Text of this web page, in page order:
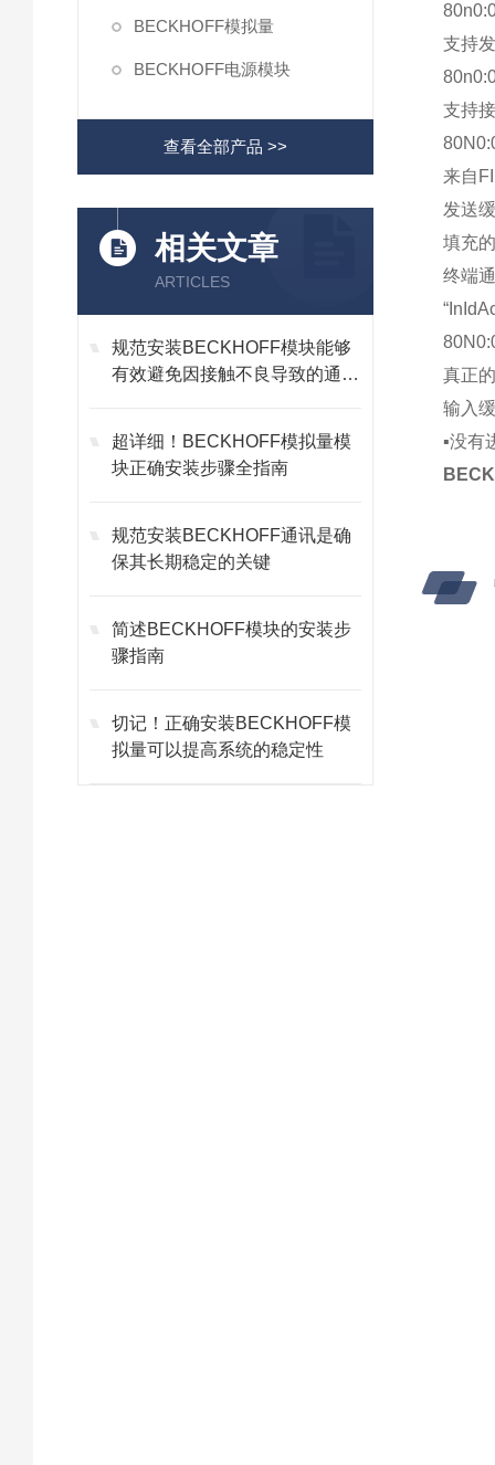
BECKHOFF模拟量
BECKHOFF电源模块
查看全部产品 >>
相关文章
ARTICLES
规范安装BECKHOFF模块能够
有效避免因接触不良导致的通讯
超详细！BECKHOFF模拟量模
块正确安装步骤全指南
规范安装BECKHOFF通讯是确
保其长期稳定的关键
简述BECKHOFF模块的安装步
骤指南
切记！正确安装BECKHOFF模
拟量可以提高系统的稳定性
支持
支持
来自
发送
填充
终端
真正
输入
▪没有